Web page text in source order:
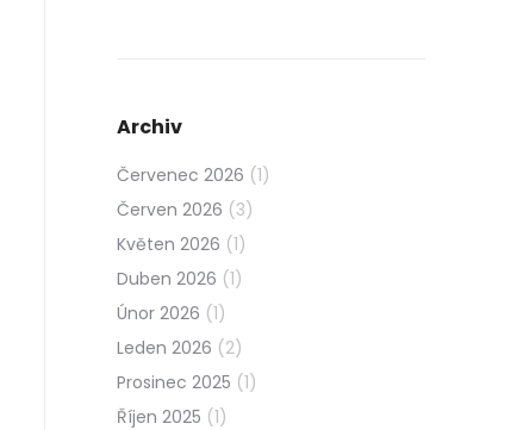
Archiv
Červenec 2026 (1)
Červen 2026 (3)
Květen 2026 (1)
Duben 2026 (1)
Únor 2026 (1)
Leden 2026 (2)
Prosinec 2025 (1)
Říjen 2025 (1)